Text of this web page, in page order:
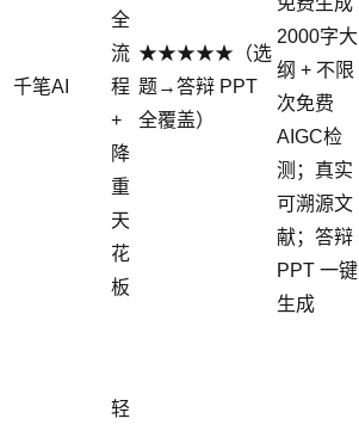
千笔AI
全
流
程
+
降
重
天
花
板
★★★★★（选
题→答辩 PPT
全覆盖）
2000字大
纲 + 不限
次免费
AIGC检
测；真实
可溯源文
献；答辩
PPT 一键
生成
轻